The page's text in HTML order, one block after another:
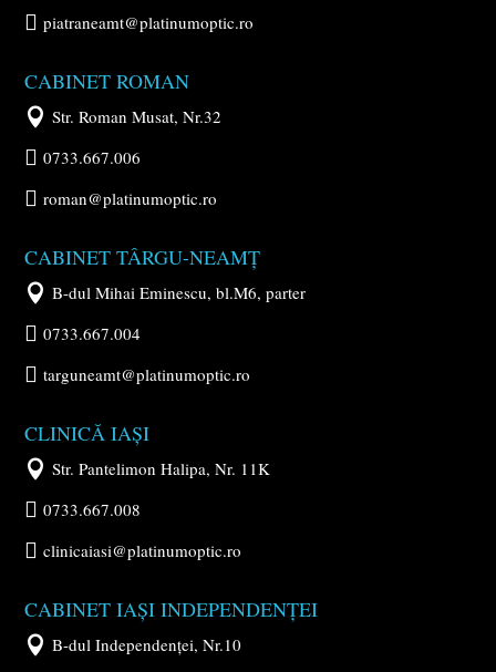
 piatraneamt@platinumoptic.ro
CABINET ROMAN
 Str. Roman Musat, Nr.32
 0733.667.006
 roman@platinumoptic.ro
CABINET TÂRGU-NEAMȚ
 B-dul Mihai Eminescu, bl.M6, parter
 0733.667.004
 targuneamt@platinumoptic.ro
CLINICĂ IAȘI
 Str. Pantelimon Halipa, Nr. 11K
 0733.667.008
 clinicaiasi@platinumoptic.ro
CABINET IAȘI INDEPENDENȚEI
 B-dul Independenței, Nr.10